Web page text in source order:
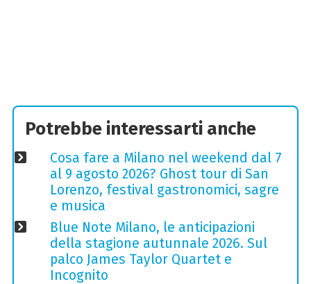
Potrebbe interessarti anche
Cosa fare a Milano nel weekend dal 7
al 9 agosto 2026? Ghost tour di San
Lorenzo, festival gastronomici, sagre
e musica
Blue Note Milano, le anticipazioni
della stagione autunnale 2026. Sul
palco James Taylor Quartet e
Incognito